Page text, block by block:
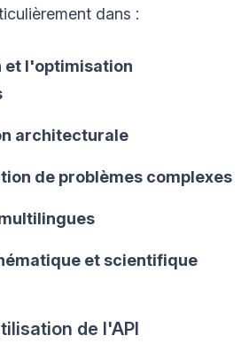
dans :
et l'optimisation
architecturale
de problèmes complexes
et scientifique
de l'API